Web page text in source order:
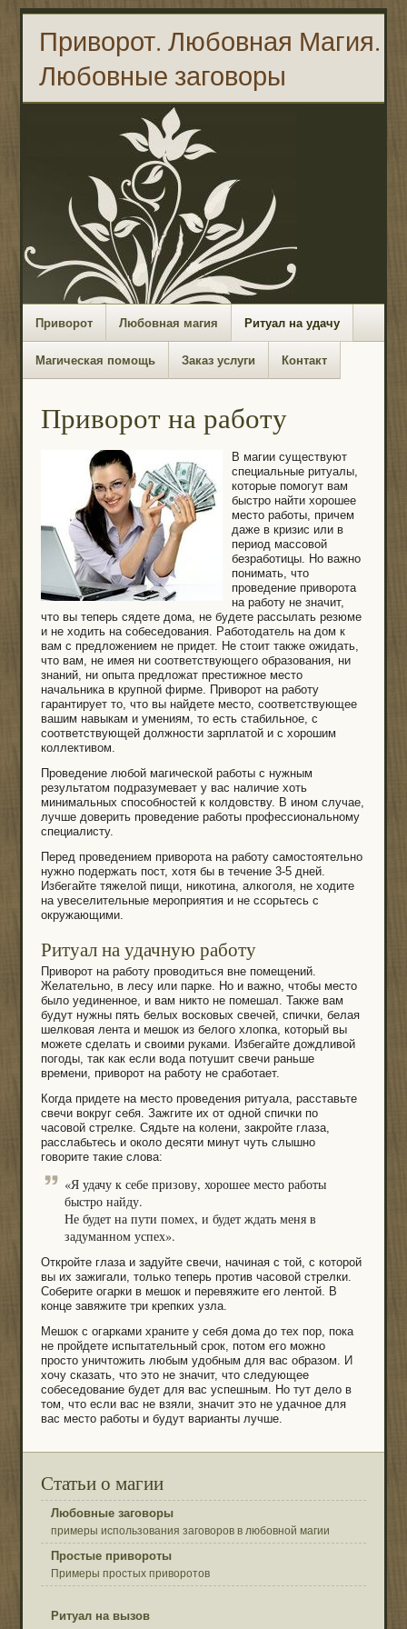
Приворот. Любовная Магия.
Любовные заговоры
Приворот Любовная магия Ритуал на удачу
Магическая помощь Заказ услуги Контакт
Приворот на работу
В магии существуют
специальные ритуалы,
которые помогут вам
быстро найти хорошее
место работы, причем
даже в кризис или в
период массовой
безработицы. Но важно
понимать, что
проведение приворота
на работу не значит,
что вы теперь сядете дома, не будете рассылать резюме
и не ходить на собеседования. Работодатель на дом к
вам с предложением не придет. Не стоит также ожидать,
что вам, не имея ни соответствующего образования, ни
знаний, ни опыта предложат престижное место
начальника в крупной фирме. Приворот на работу
гарантирует то, что вы найдете место, соответствующее
вашим навыкам и умениям, то есть стабильное, с
соответствующей должности зарплатой и с хорошим
коллективом.
Проведение любой магической работы с нужным
результатом подразумевает у вас наличие хоть
минимальных способностей к колдовству. В ином случае,
лучше доверить проведение работы профессиональному
специалисту.
Перед проведением приворота на работу самостоятельно
нужно подержать пост, хотя бы в течение 3-5 дней.
Избегайте тяжелой пищи, никотина, алкоголя, не ходите
на увеселительные мероприятия и не ссорьтесь с
окружающими.
Ритуал на удачную работу
Приворот на работу проводиться вне помещений.
Желательно, в лесу или парке. Но и важно, чтобы место
было уединенное, и вам никто не помешал. Также вам
будут нужны пять белых восковых свечей, спички, белая
шелковая лента и мешок из белого хлопка, который вы
можете сделать и своими руками. Избегайте дождливой
погоды, так как если вода потушит свечи раньше
времени, приворот на работу не сработает.
Когда придете на место проведения ритуала, расставьте
свечи вокруг себя. Зажгите их от одной спички по
часовой стрелке. Сядьте на колени, закройте глаза,
расслабьтесь и около десяти минут чуть слышно
говорите такие слова:
«Я удачу к себе призову, хорошее место работы
быстро найду.
Не будет на пути помех, и будет ждать меня в
задуманном успех».
Откройте глаза и задуйте свечи, начиная с той, с которой
вы их зажигали, только теперь против часовой стрелки.
Соберите огарки в мешок и перевяжите его лентой. В
конце завяжите три крепких узла.
Мешок с огарками храните у себя дома до тех пор, пока
не пройдете испытательный срок, потом его можно
просто уничтожить любым удобным для вас образом. И
хочу сказать, что это не значит, что следующее
собеседование будет для вас успешным. Но тут дело в
том, что если вас не взяли, значит это не удачное для
вас место работы и будут варианты лучше.
Статьи о магии
Любовные заговоры
примеры использования заговоров в любовной магии
Простые привороты
Примеры простых приворотов
Ритуал на вызов